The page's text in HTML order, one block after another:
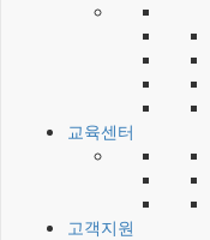
교육센터
고객지원